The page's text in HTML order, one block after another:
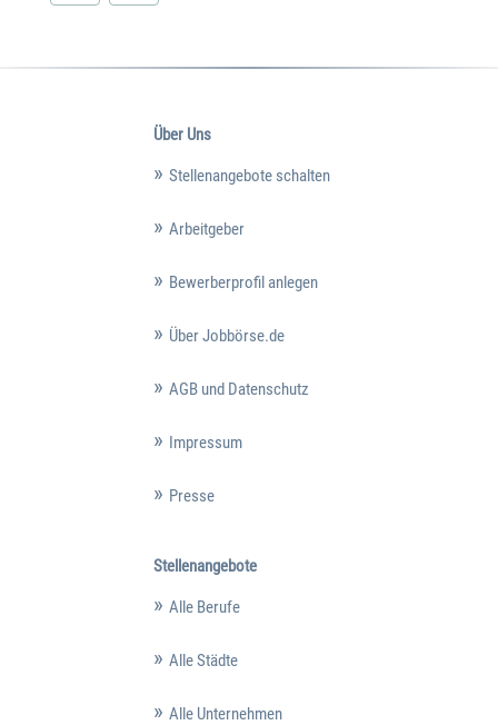
Über Uns
Stellenangebote schalten
Arbeitgeber
Bewerberprofil anlegen
Über Jobbörse.de
AGB und Datenschutz
Impressum
Presse
Stellenangebote
Alle Berufe
Alle Städte
Alle Unternehmen